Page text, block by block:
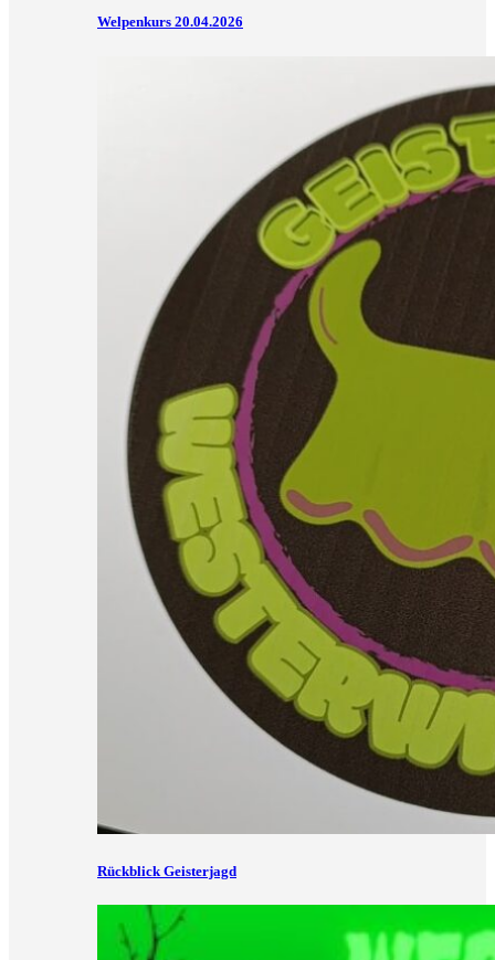
Welpenkurs 20.04.2026
Rückblick Geisterjagd